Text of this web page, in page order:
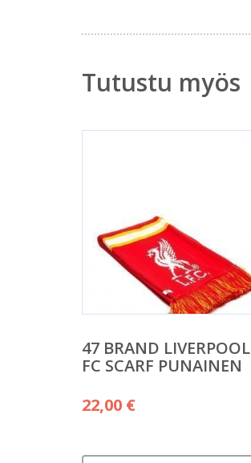
Tutustu myös
47 BRAND LIVERPOOL
FC SCARF PUNAINEN
22,00 €